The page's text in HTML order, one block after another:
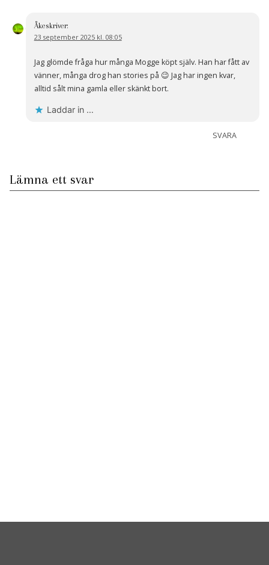
Åkeskriver:
23 september 2025 kl. 08:05
Jag glömde fråga hur många Mogge köpt själv. Han har fått av
vänner, många drog han stories på 😉 Jag har ingen kvar,
alltid sålt mina gamla eller skänkt bort.
Laddar in …
SVARA
Lämna ett svar